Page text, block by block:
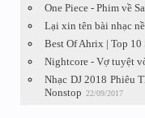
One Piece - Phim về
Lại xin tên bài nhạc
Best Of Ahrix | Top 10
Nightcore - Vợ tuyệt
Nhạc DJ 2018 Phiêu
Nonstop 22/09/2017